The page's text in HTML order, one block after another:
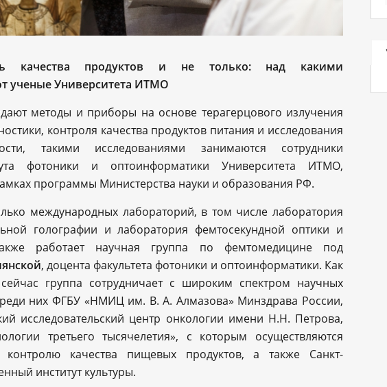
качества продуктов и не только: над какими
ученые Университета ИТМО
методы и приборы на основе терагерцового излучения
контроля качества продуктов питания и исследования
такими исследованиями занимаются сотрудники
фотоники и оптоинформатики Университета ИТМО,
программы Министерства науки и образования РФ.
международных лабораторий, в том числе лаборатория
голографии и лаборатория фемтосекундной оптики и
работает научная группа по фемтомедицине под
, доцента факультета фотоники и оптоинформатики. Как
сейчас группа сотрудничает с широким спектром научных
них ФГБУ «НМИЦ им. В. А. Алмазова» Минздрава России,
исследовательский центр онкологии имени Н.Н. Петрова,
третьего тысячелетия», с которым осуществляются
качества пищевых продуктов, а также Санкт-
институт культуры.